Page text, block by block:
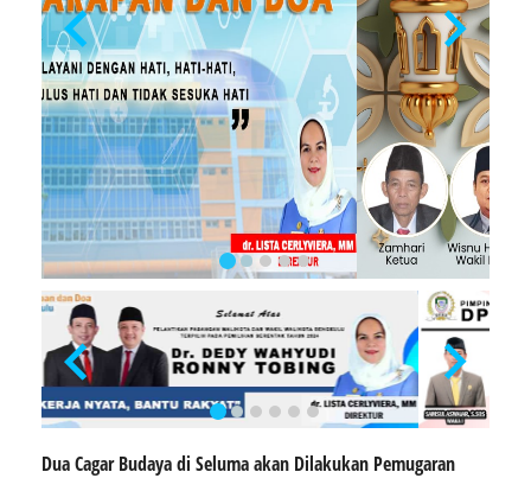
…
Dua Cagar Budaya di Seluma akan Dilakukan Pemugaran